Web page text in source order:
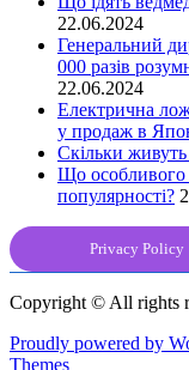
22.06.2024
Генеральний
000 разів
22.06.2024
Електрична
у продаж в
Скільки
Що особливого
популярності?
Privacy Policy
Copyright © All rights
Proudly powered by
Themes